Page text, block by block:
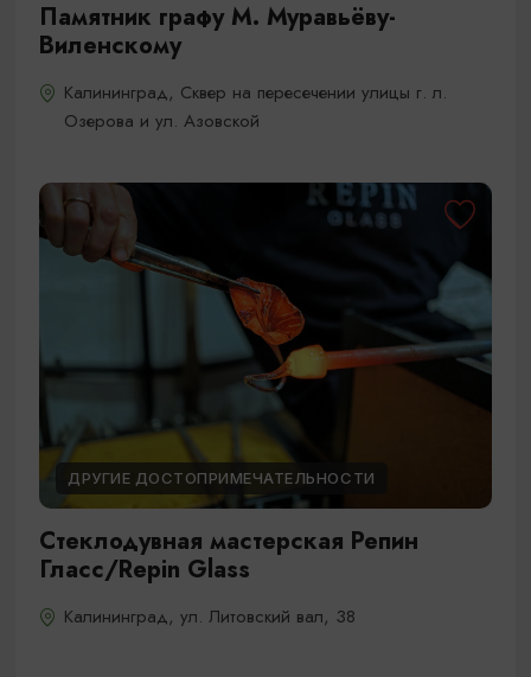
Памятник графу М. Муравьёву-
Виленскому
Калининград, Сквер на пересечении улицы г. л.
Озерова и ул. Азовской
ДРУГИЕ ДОСТОПРИМЕЧАТЕЛЬНОСТИ
Стеклодувная мастерская Репин
Гласс/Repin Glass
Калининград, ул. Литовский вал, 38